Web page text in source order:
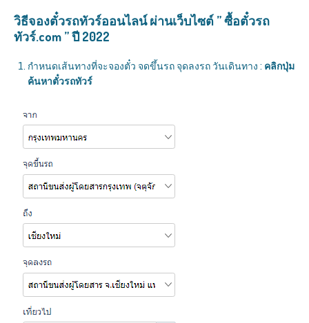
วิธีจองตั๋วรถทัวร์ออนไลน์ ผ่านเว็บไซต์ ” ซื้อตั๋วรถ
ทัวร์.com ” ปี 2022
กำหนดเส้นทางที่จะจองตั๋ว จดขึ้นรถ จุดลงรถ วันเดินทาง : คลิกปุ่ม
ค้นหาตั๋วรถทัวร์